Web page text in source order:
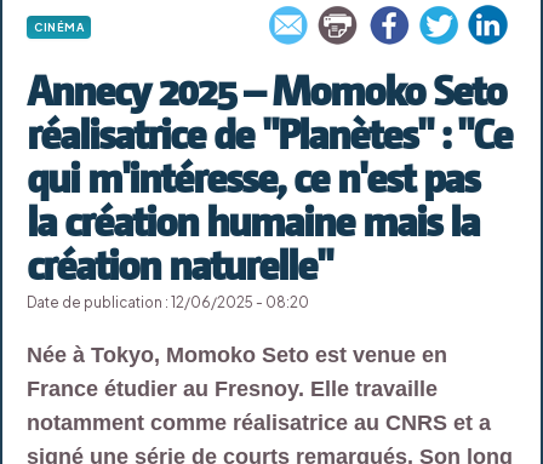
CINÉMA
Annecy 2025 – Momoko Seto
réalisatrice de "Planètes" : "Ce
qui m'intéresse, ce n'est pas
la création humaine mais la
création naturelle"
Date de publication : 12/06/2025 - 08:20
Née à Tokyo, Momoko Seto est venue en
France étudier au Fresnoy. Elle travaille
notamment comme réalisatrice au CNRS et a
signé une série de courts remarqués. Son long